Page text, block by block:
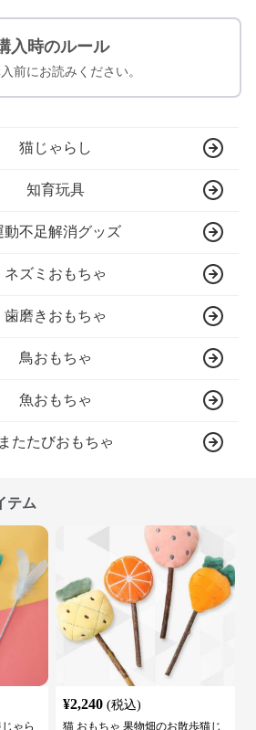
入時のルール
前にお読みください。
猫じゃらし
知育玩具
動不足解消グッズ
ネズミおもちゃ
歯磨きおもちゃ
鳥おもちゃ
魚おもちゃ
またたびおもちゃ
テム
ゃら
¥2,240 (税込)
猫 おもちゃ 果物畑のお散歩猫じ